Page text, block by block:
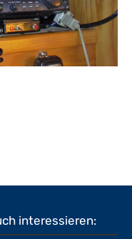
interessieren: